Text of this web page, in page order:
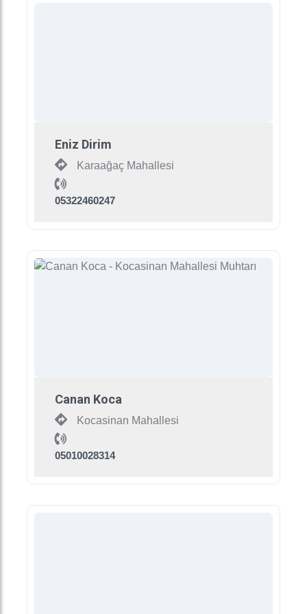
Eniz Dirim
Karaağaç Mahallesi
05322460247
Canan Koca
Kocasinan Mahallesi
05010028314